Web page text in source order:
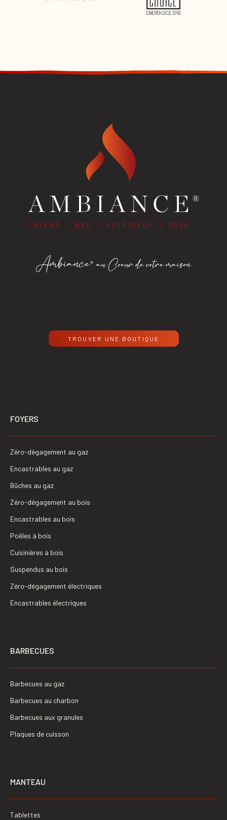
TROUVER UNE BOUTIQUE
FOYERS
Zéro-dégagement au gaz
Encastrables au gaz
Bûches au gaz
Zéro-dégagement au bois
Encastrables au bois
Poêles à bois
Cuisinières à bois
Suspendus au bois
Zéro-dégagement électriques
Encastrables électriques
BARBECUES
Barbecues au gaz
Barbecues au charbon
Barbecues aux granules
Plaques de cuisson
MANTEAU
Tablettes